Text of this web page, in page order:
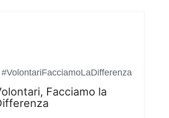
#VolontariFacciamoLaDifferenza
Facciamo la